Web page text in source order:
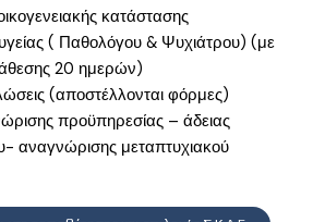
κατάστασης
υγείας ( Παθολόγου & Ψυχιάτρου) (με
20 ημερών)
(αποστέλλονται φόρμες)
προϋπηρεσίας – άδειας
αναγνώρισης μεταπτυχιακού